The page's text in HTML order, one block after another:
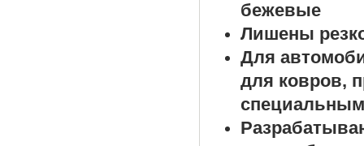
бежевые
Лишены
Для
для ковров,